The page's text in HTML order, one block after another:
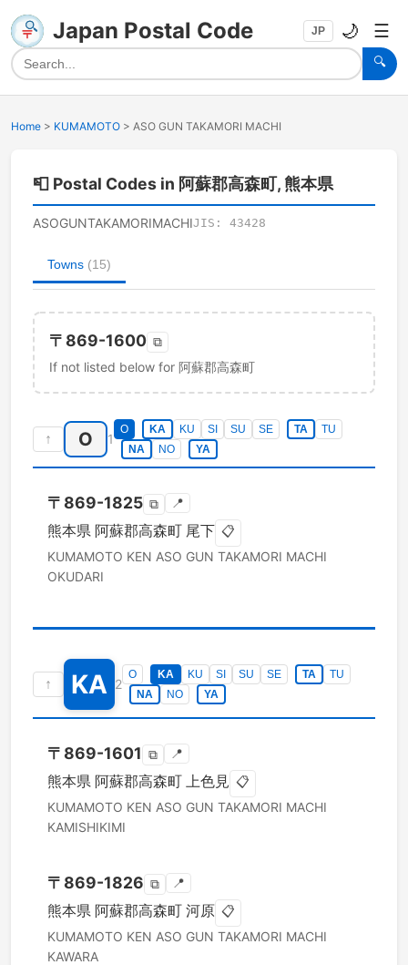
Japan Postal Code
🔍
JP 🌙 ☰
Home > KUMAMOTO > ASO GUN TAKAMORI MACHI
📮 Postal Codes in 阿蘇郡高森町, 熊本県
ASOGUNTAKAMORIMACHIJIS: 43428
Towns (15)
〒 869-1600 ⧉
If not listed below for 阿蘇郡高森町
↑ O 1
O KA KU SI SU SE TA
TU
NA
NO YA
〒 869-1825 ⧉ 📍
熊本県 阿蘇郡高森町 尾下 📋
KUMAMOTO KEN ASO GUN TAKAMORI MACHI
OKUDARI
↑ KA 2
O KA KU SI SU SE TA
TU
NA
NO YA
〒 869-1601 ⧉ 📍
熊本県 阿蘇郡高森町 上色見 📋
KUMAMOTO KEN ASO GUN TAKAMORI MACHI
KAMISHIKIMI
〒 869-1826 ⧉ 📍
熊本県 阿蘇郡高森町 河原 📋
KUMAMOTO KEN ASO GUN TAKAMORI MACHI
KAWARA